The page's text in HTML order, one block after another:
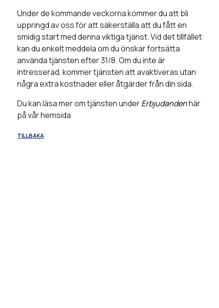
Under de kommande veckorna kommer du att bli
uppringd av oss för att säkerställa att du fått en
smidig start med denna viktiga tjänst. Vid det tillfället
kan du enkelt meddela om du önskar fortsätta
använda tjänsten efter 31/8. Om du inte är
intresserad, kommer tjänsten att avaktiveras utan
några extra kostnader eller åtgärder från din sida.
Du kan läsa mer om tjänsten underErbjudandenhär
på vår hemsida
TILLBAKA